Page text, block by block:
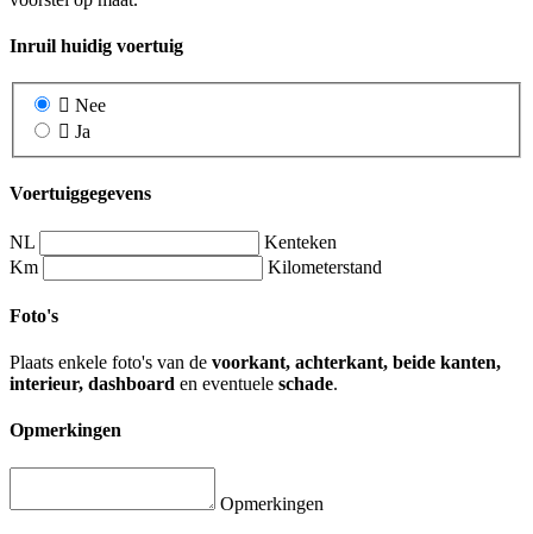
Inruil huidig voertuig
Nee
Ja
Voertuiggegevens
NL
Kenteken
Km
Kilometerstand
Foto's
Plaats enkele foto's van de voorkant, achterkant, beide kanten,
interieur, dashboard en eventuele schade.
Opmerkingen
Opmerkingen